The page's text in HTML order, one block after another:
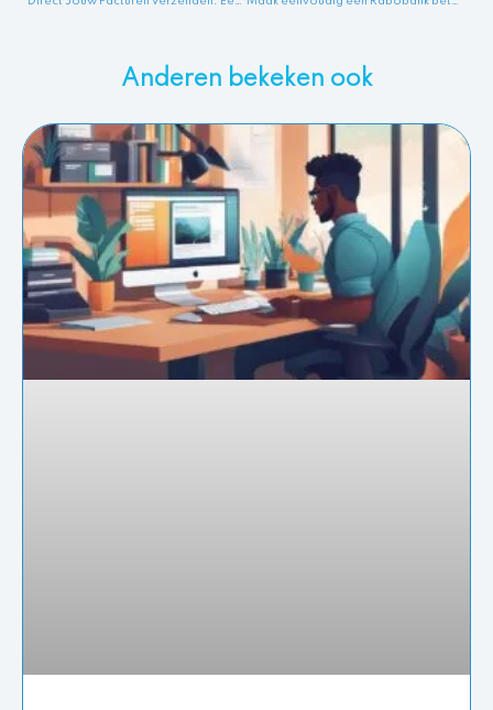
Anderen bekeken ook